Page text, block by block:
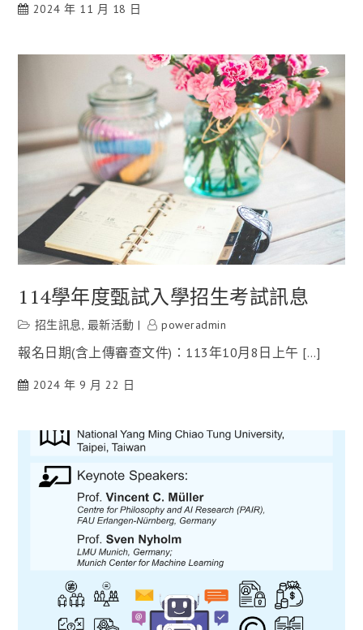
2024 年 11 月 18 日
114學年度甄試入學招生考試訊息
招生訊息, 最新活動 poweradmin
報名日期(含上傳審查文件)：113年10月8日上午 […]
2024 年 9 月 22 日